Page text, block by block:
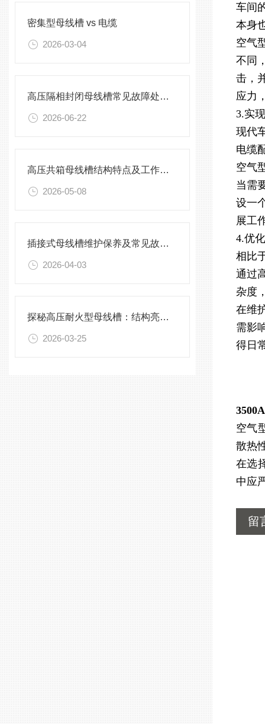
密集型母线槽 vs 电缆
2026-03-04
高压隔相封闭母线槽常见故障处理方案
2026-06-22
高压共箱母线槽结构特点及工作原理
2026-05-08
插接式母线槽维护保养及常见故障处理指南
2026-04-03
探秘高压耐火型母线槽：结构亮点与实用效能
2026-03-25
车间
本身
空气
不同
击，
应力
3.实
现代
电缆
空气
当需
设一
展工
4.优
相比
通过
杂度
在维
需影
得日
空气
散热
在选
中应
留